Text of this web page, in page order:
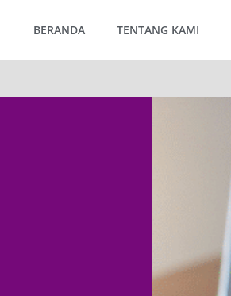
BERANDA TENTANG KAMI